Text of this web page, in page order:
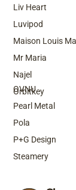
Top Brands
OVNU
Pearl Metal
Pola
P+G Design
Steamery
Liv Heart
Luvipod
Maison Louis
Mr Maria
Najel
Orbitkey